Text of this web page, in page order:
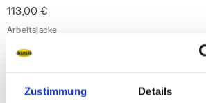
Zustimmung Details
113,00 €
Arbeitsjacke